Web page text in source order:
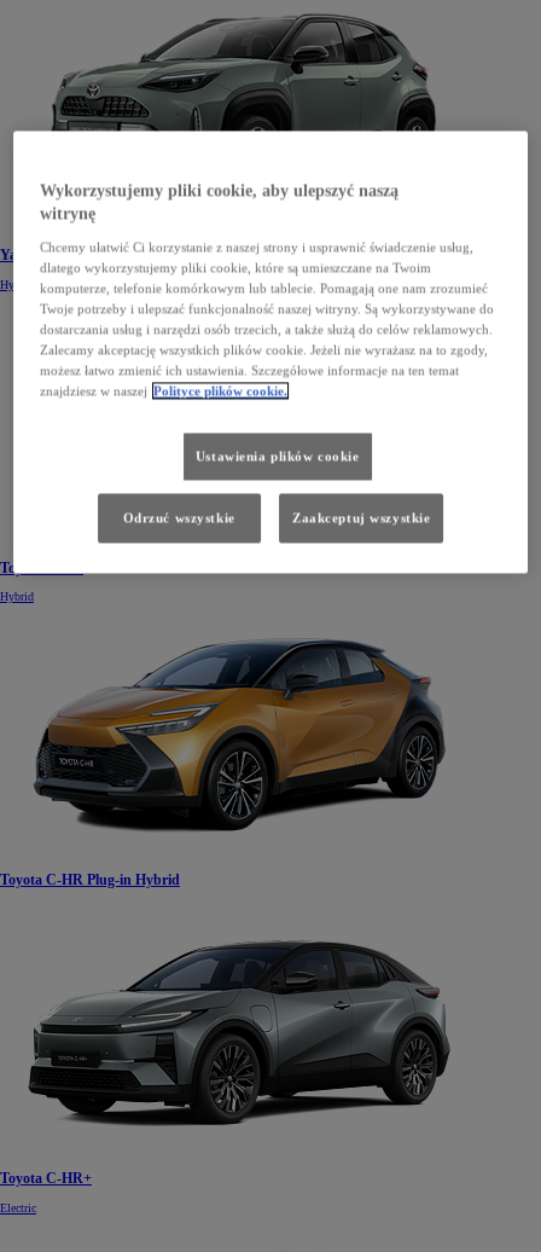
Yaris Cross
Hybrid
Toyota C-HR
Hybrid
Toyota C-HR Plug-in Hybrid
Toyota C-HR+
Electric
Wykorzystujemy pliki cookie, aby ulepszyć naszą
witrynę
Chcemy ułatwić Ci korzystanie z naszej strony i usprawnić świadczenie usług,
dlatego wykorzystujemy pliki cookie, które są umieszczane na Twoim
komputerze, telefonie komórkowym lub tablecie. Pomagają one nam zrozumieć
Twoje potrzeby i ulepszać funkcjonalność naszej witryny. Są wykorzystywane do
dostarczania usług i narzędzi osób trzecich, a także służą do celów reklamowych.
Zalecamy akceptację wszystkich plików cookie. Jeżeli nie wyrażasz na to zgody,
możesz łatwo zmienić ich ustawienia. Szczegółowe informacje na ten temat
znajdziesz w naszej Polityce plików cookie.
Ustawienia plików cookie
Odrzuć wszystkie Zaakceptuj wszystkie